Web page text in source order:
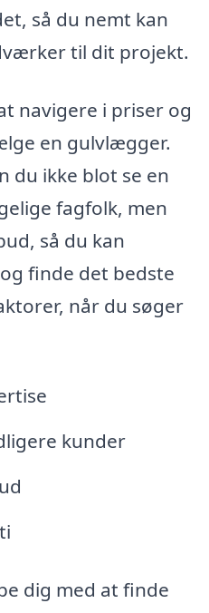
så du nemt kan
til dit projekt.
navigere i priser og
en gulvlægger.
du ikke blot se en
fagfolk, men
så du kan
finde det bedste
når du søger
kunder
dig med at finde